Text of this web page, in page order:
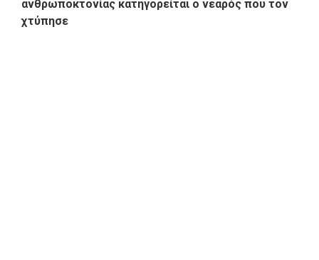
ανθρωποκτονίας κατηγορείται ο νεαρός που τον
χτύπησε